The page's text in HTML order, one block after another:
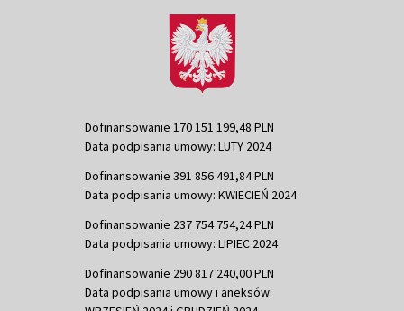
Dofinansowanie 170 151 199,48 PLN
Data podpisania umowy: LUTY 2024
Dofinansowanie 391 856 491,84 PLN
Data podpisania umowy: KWIECIEŃ 2024
Dofinansowanie 237 754 754,24 PLN
Data podpisania umowy: LIPIEC 2024
Dofinansowanie 290 817 240,00 PLN
Data podpisania umowy i aneksów: